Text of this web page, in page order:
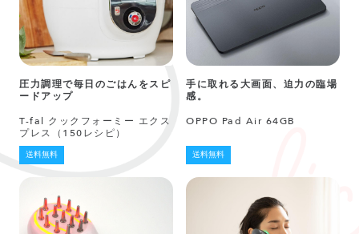
圧力調理で毎日のごはんをスピ
ードアップ
T-fal クックフォーミー エクス
プレス（150レシピ）
送料無料
手に取れる大画面、迫力の臨場
感。
OPPO Pad Air 64GB
送料無料